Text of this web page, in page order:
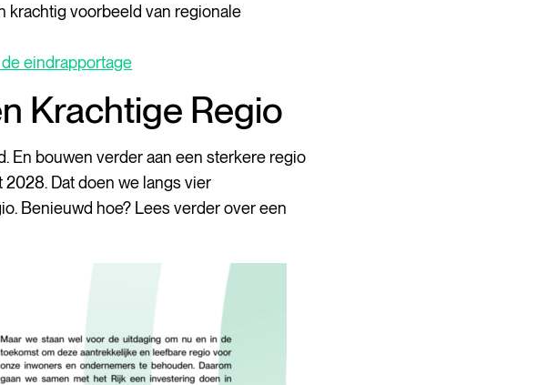
krachtig voorbeeld van regionale
eindrapportage
Krachtige Regio
En bouwen verder aan een sterkere regio
Dat doen we langs vier
Benieuwd hoe? Lees verder over een